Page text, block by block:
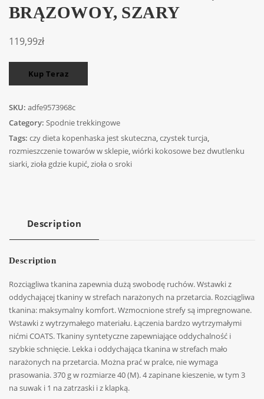
BRĄZOWOY, SZARY
119,99zł
Kup Teraz
SKU: adfe9573968c
Category: Spodnie trekkingowe
Tags: czy dieta kopenhaska jest skuteczna,czystek turcja,
rozmieszczenie towarów w sklepie,wiórki kokosowe bez dwutlenku
siarki,zioła gdzie kupić,zioła o sroki
Description
Description
Rozciągliwa tkanina zapewnia dużą swobodę ruchów. Wstawki z
oddychającej tkaniny w strefach narażonych na przetarcia. Rozciągliwa
tkanina: maksymalny komfort. Wzmocnione strefy są impregnowane.
Wstawki z wytrzymałego materiału. Łączenia bardzo wytrzymałymi
nićmi COATS. Tkaniny syntetyczne zapewniające oddychalność i
szybkie schnięcie. Lekka i oddychająca tkanina w strefach mało
narażonych na przetarcia. Można prać w pralce, nie wymaga
prasowania. 370 g w rozmiarze 40 (M). 4 zapinane kieszenie, w tym 3
na suwak i 1 na zatrzaski i z klapką.